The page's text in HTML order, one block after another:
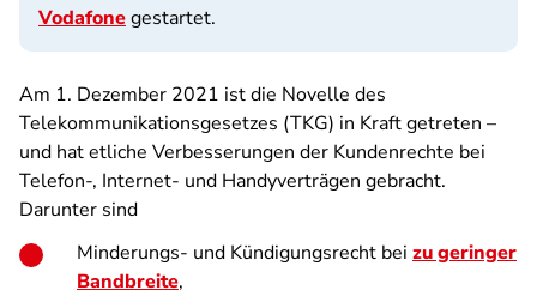
Vodafonegestartet.
Am 1. Dezember 2021 ist die Novelle des
Telekommunikationsgesetzes (TKG) in Kraft getreten –
und hat etliche Verbesserungen der Kundenrechte bei
Telefon-, Internet- und Handyverträgen gebracht.
Darunter sind
Minderungs- und Kündigungsrecht bei zu geringer
Bandbreite,